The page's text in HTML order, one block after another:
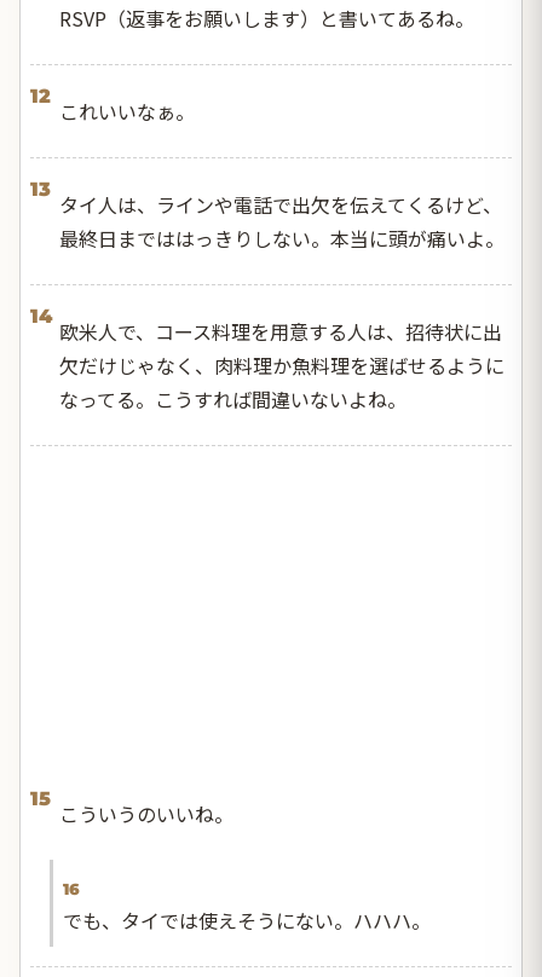
RSVP（返事をお願いします）と書いてあるね。
12
これいいなぁ。
13
タイ人は、ラインや電話で出欠を伝えてくるけど、
最終日までははっきりしない。本当に頭が痛いよ。
14
欧米人で、コース料理を用意する人は、招待状に出
欠だけじゃなく、肉料理か魚料理を選ばせるように
なってる。こうすれば間違いないよね。
15
こういうのいいね。
16
でも、タイでは使えそうにない。ハハハ。